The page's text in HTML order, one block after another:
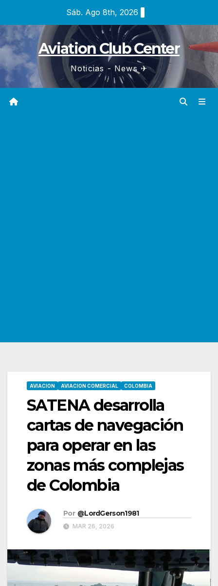
contenido
Sáb. Ago 8th, 2026
Aviation Club Center
Noticias - News ✈
AVIACION AVIACION COMERCIAL COLOMBIA
SATENA desarrolla
cartas de navegación
para operar en las
zonas más complejas
de Colombia
Por @LordGerson1981
MAR 26, 2026